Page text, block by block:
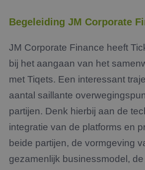
Begeleiding JM Corporate
JM Corporate Finance heeft
bij het aangaan van het
met Tiqets. Een interessant
aantal saillante
partijen. Denk hierbij aan de
integratie van de platforms en
beide partijen, de vormgeving
gezamenlijk businessmodel,